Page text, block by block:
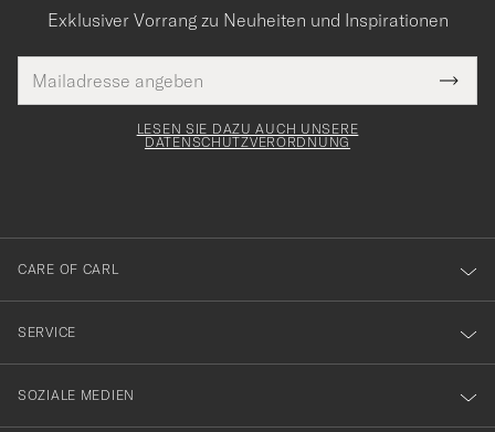
Exklusiver Vorrang zu Neuheiten und Inspirationen
Mail
Adresse
Tack
för
dig
till
vårt
nyhetsbrev!
LESEN SIE DAZU AUCH UNSERE
DATENSCHUTZVERORDNUNG
CARE OF CARL
SERVICE
SOZIALE MEDIEN